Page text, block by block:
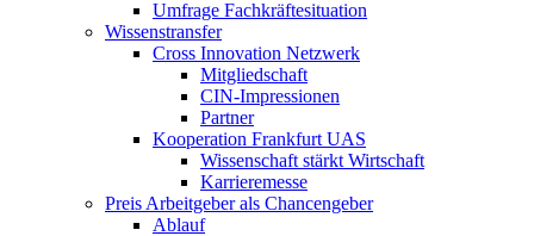
Umfrage Fachkräftesituation
Wissenstransfer
Cross Innovation Netzwerk
Mitgliedschaft
CIN-Impressionen
Partner
Kooperation Frankfurt UAS
Wissenschaft stärkt Wirtschaft
Karrieremesse
Preis Arbeitgeber als Chancengeber
Ablauf